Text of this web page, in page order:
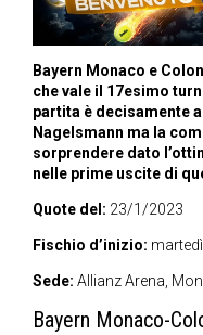
Bayern Monaco e
che vale il 17esimo
partita è decisamente
Nagelsmann ma la
sorprendere dato
nelle prime uscite di
Quote del: 23/1/2023
Fischio d’inizio:
Sede: Allianz Arena,
Bayern Monaco-